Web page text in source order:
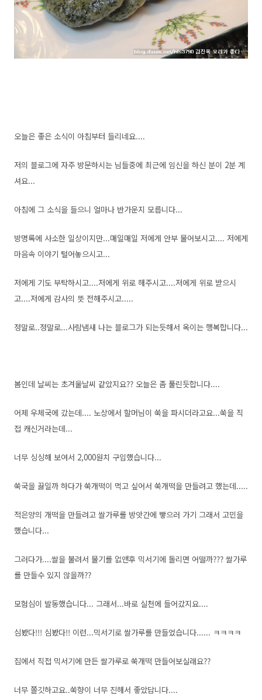
오늘은 좋은 소식이 아침부터 들리네요....
저의 블로그에 자주 방문하시는 님들중에 최근에 임신을 하신 분이 2분 계
셔요...
아침에 그 소식을 들으니 얼마나 반가운지 모릅니다...
방명록에 사소한 일상이지만...매일매일 저에게 안부 물어보시고.... 저에게
마음속 이야기 털어놓으시고...
저에게 기도 부탁하시고....저에게 위로 해주시고....저에게 위로 받으시
고....저에게 감사의 뜻 전해주시고.....
정말로..정말로...사람냄새 나는 블로그가 되는듯해서 옥이는 행복합니다...
봄인데 날씨는 초겨울날씨 같았지요?? 오늘은 좀 풀린듯합니다....
어제 우체국에 갔는데.... 노상에서 할머님이 쑥을 파시더라고요...쑥을 직
접 캐신거라는데...
너무 싱싱해 보여서 2,000원치 구입했습니다...
쑥국을 끓일까 하다가 쑥개떡이 먹고 싶어서 쑥개떡을 만들려고 했는데.....
적은양의 개떡을 만들려고 쌀가루를 방앗간에 빻으러 가기 그래서 고민을
했습니다...
그러다가....쌀을 불려서 물기를 없앤후 믹서기에 돌리면 어떨까??? 쌀가루
를 만들수 있지 않을까??
모험심이 발동했습니다... 그래서...바로 실천에 들어갔지요....
심봤다!!! 심봤다!! 이런...믹서기로 쌀가루를 만들었습니다...... ㅋㅋㅋㅋ
집에서 직접 믹서기에 만든 쌀가루로 쑥개떡 만들어보실래요??
너무 쫄깃하고요..쑥향이 너무 진해서 좋았답니다....